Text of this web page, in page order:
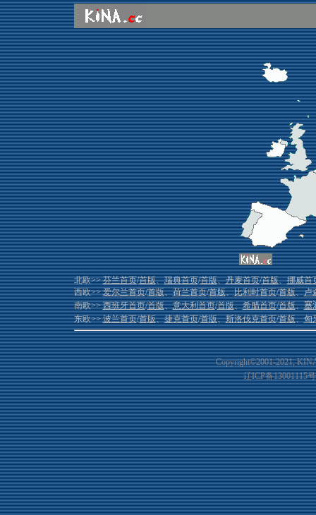
北欧>>芬兰首页/首版、瑞典首页/首版、丹麦首页/首版、挪威首
西欧>>爱尔兰首页/首版、荷兰首页/首版、比利时首页/首版、卢
南欧>>西班牙首页/首版、意大利首页/首版、希腊首页/首版、塞
东欧>>波兰首页/首版、捷克首页/首版、斯洛伐克首页/首版、匈
Copyright©2001-2021,
辽ICP备13001115